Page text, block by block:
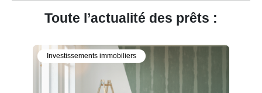
Toute l’actualité des prêts :
Investissements immobiliers